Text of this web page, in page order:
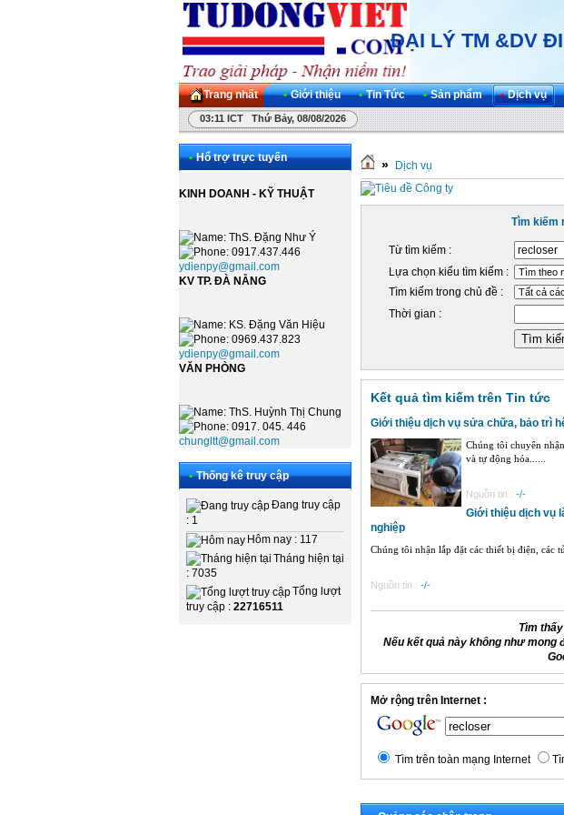
ĐẠI LÝ TM &DV
Trang nhất • Giới thiệu • Tin Tức • Sản phẩm • Dịch vụ
03:11 ICT Thứ Bảy, 08/08/2026
• Hổ trợ trực tuyến
KINH DOANH - KỸ THUẬT
: ThS. Đặng Như Ý
: 0917.437.446
ydienpy@gmail.com
KV TP. ĐÀ NẴNG
: KS. Đặng Văn Hiệu
: 0969.437.823
ydienpy@gmail.com
VĂN PHÒNG
: ThS. Huỳnh Thị Chung
: 0917. 045. 446
chungltt@gmail.com
• Thống kê truy cập
Đang truy cập
: 1
Hôm nay : 117
Tháng hiện tại
: 7035
Tổng lượt
truy cập : 22716511
» Dịch vụ
Tìm kiếm
Từ tìm kiếm :
Lựa chọn kiểu tìm kiếm :
Tìm kiếm trong chủ đề :
Thời gian :
Kết quả tìm kiếm trên Tin tức
Giới thiệu dịch vụ sửa chữa, bảo trì
Chúng tôi chuyên
và tự động hóa......
Nguồn tin : -/-
Giới thiệu dịch vụ
nghiệp
Chúng tôi nhận lắp đặt các thiết bị điện, các
Nguồn tin : -/-
Tìm
Nếu kết quả này không như mong
Mở rộng trên Internet :
Tìm trên toàn mạng Internet